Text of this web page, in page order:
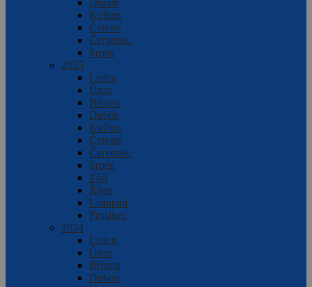
Duben
Květen
Červen
Červenec
Srpen
2025
Leden
Únor
Březen
Duben
Květen
Červen
Červenec
Srpen
Září
Říjen
Listopad
Prosinec
2024
Leden
Únor
Březen
Duben